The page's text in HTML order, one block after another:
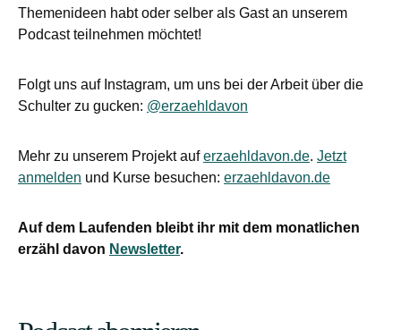
Themenideen habt oder selber als Gast an unserem
Podcast teilnehmen möchtet!
Folgt uns auf Instagram, um uns bei der Arbeit über die
Schulter zu gucken: @erzaehldavon
Mehr zu unserem Projekt auferzaehldavon.de. Jetzt
anmelden und Kurse besuchen: erzaehldavon.de
Auf dem Laufenden bleibt ihr mit dem monatlichen
erzähl davon Newsletter.